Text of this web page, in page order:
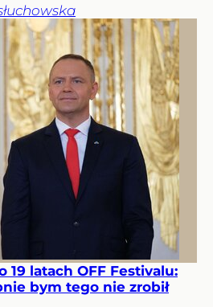
19 latach OFF Festivalu:
bym tego nie zrobił